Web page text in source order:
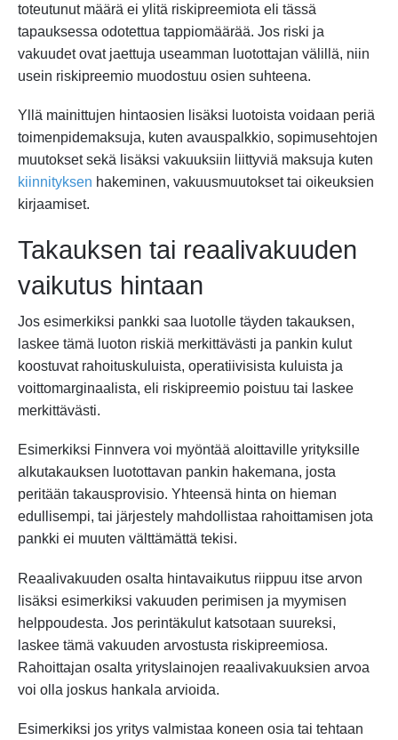
toteutunut määrä ei ylitä riskipreemiota eli tässä
tapauksessa odotettua tappiomäärää. Jos riski ja
vakuudet ovat jaettuja useamman luotottajan välillä, niin
usein riskipreemio muodostuu osien suhteena.
Yllä mainittujen hintaosien lisäksi luotoista voidaan periä
toimenpidemaksuja, kuten avauspalkkio, sopimusehtojen
muutokset sekä lisäksi vakuuksiin liittyviä maksuja kuten
kiinnityksen hakeminen, vakuusmuutokset tai oikeuksien
kirjaamiset.
Takauksen tai reaalivakuuden
vaikutus hintaan
Jos esimerkiksi pankki saa luotolle täyden takauksen,
laskee tämä luoton riskiä merkittävästi ja pankin kulut
koostuvat rahoituskuluista, operatiivisista kuluista ja
voittomarginaalista, eli riskipreemio poistuu tai laskee
merkittävästi.
Esimerkiksi Finnvera voi myöntää aloittaville yrityksille
alkutakauksen luotottavan pankin hakemana, josta
peritään takausprovisio. Yhteensä hinta on hieman
edullisempi, tai järjestely mahdollistaa rahoittamisen jota
pankki ei muuten välttämättä tekisi.
Reaalivakuuden osalta hintavaikutus riippuu itse arvon
lisäksi esimerkiksi vakuuden perimisen ja myymisen
helppoudesta. Jos perintäkulut katsotaan suureksi,
laskee tämä vakuuden arvostusta riskipreemiosa.
Rahoittajan osalta yrityslainojen reaalivakuuksien arvoa
voi olla joskus hankala arvioida.
Esimerkiksi jos yritys valmistaa koneen osia tai tehtaan